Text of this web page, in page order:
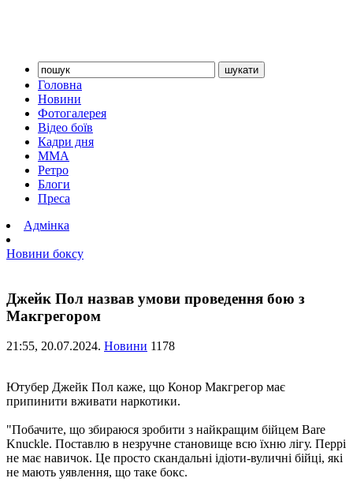
Головна
Новини
Фотогалерея
Відео боїв
Кадри дня
ММА
Ретро
Блоги
Преса
Адмінка
Новини боксу
Джейк Пол назвав умови проведення бою з
Макгрегором
21:55, 20.07.2024. Новини 1178
Ютубер Джейк Пол каже, що Конор Макгрегор має
припинити вживати наркотики.
"Побачите, що збираюся зробити з найкращим бійцем Bare
Knuckle. Поставлю в незручне становище всю їхню лігу. Перрі
не має навичок. Це просто скандальні ідіоти-вуличні бійці, які
не мають уявлення, що таке бокс.